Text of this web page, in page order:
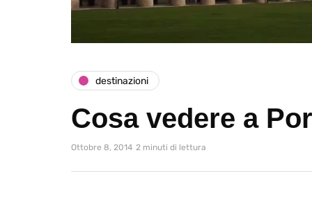
destinazioni
Cosa vedere a
Ottobre 8, 2014 2 minuti di lettura